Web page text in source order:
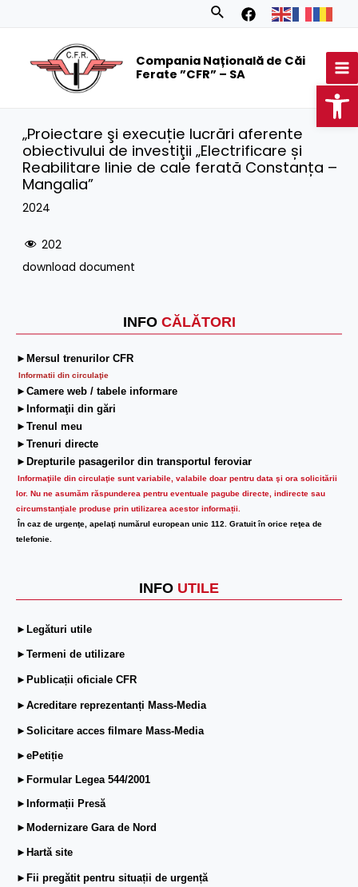
Search
Compania Națională de Căi
Ferate ”CFR” – SA
INFO CĂLĂTORI
►Mersul trenurilor CFR
Informatii din circulaţie
►Camere web / tabele informare
►Informaţii din gări
►Trenul meu
►Trenuri directe
►Drepturile pasagerilor din transportul feroviar
Informaţiile din circulaţie sunt variabile, valabile doar pentru data şi ora solicitării
lor. Nu ne asumăm răspunderea pentru eventuale pagube directe, indirecte sau
circumstanțiale produse prin utilizarea acestor informații.
În caz de urgenţe, apelaţi numărul european unic 112. Gratuit în orice reţea de
telefonie.
INFO UTILE
►Legături utile
►Termeni de utilizare
►Publicații oficiale CFR
►Acreditare reprezentanți Mass-Media
►Solicitare acces filmare Mass-Media
►ePetiție
►Formular Legea 544/2001
►Informații Presă
►Modernizare Gara de Nord
►Hartă site
►Fii pregătit pentru situații de urgență
„Proiectare şi execuție lucrări aferente
obiectivului de investiţii „Electrificare și
Reabilitare linie de cale ferată Constanța –
Mangalia”
2024
202
download document